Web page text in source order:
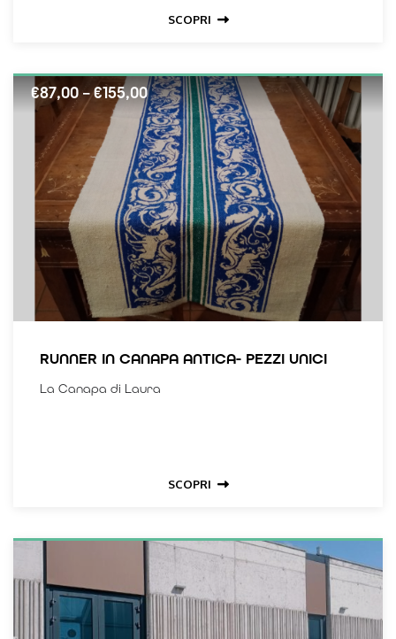
SCOPRI
€87,00–€155,00
RUNNER IN CANAPA ANTICA- PEZZI UNICI
La Canapa di Laura
SCOPRI